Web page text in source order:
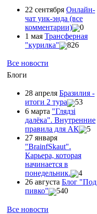
22 сентября Онлайн-
чат уик-энда (все
комментарии)
0
1 мая Трансферная
"курилка"
826
Все новости
Блоги
28 апреля Бразилия -
итоги 2 тура
53
6 марта "Глядзi
далёка". Внутренние
правила для АК
5
27 января
"ВrainfSkaut".
Карьера, которая
начинается в
понедельник.
4
26 августа Блог "Под
пивко"
540
Все новости